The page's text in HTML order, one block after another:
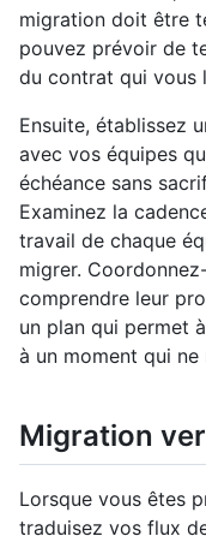
migration doit être
pouvez prévoir de
du contrat qui vous
Ensuite, établissez
avec vos équipes
échéance sans
Examinez la
travail de chaque
migrer.
comprendre leur
un plan qui permet
à un moment qui
Migration
Lorsque vous êtes
traduisez vos flux